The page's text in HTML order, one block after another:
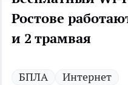
Ростове
и 2 трамвая
БПЛА
Интернет